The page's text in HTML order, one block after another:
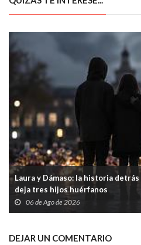
Laura y Dámaso: la historia
deja tres hijos huérfanos
06 de Ago de 2026
DEJAR UN COMENTARIO